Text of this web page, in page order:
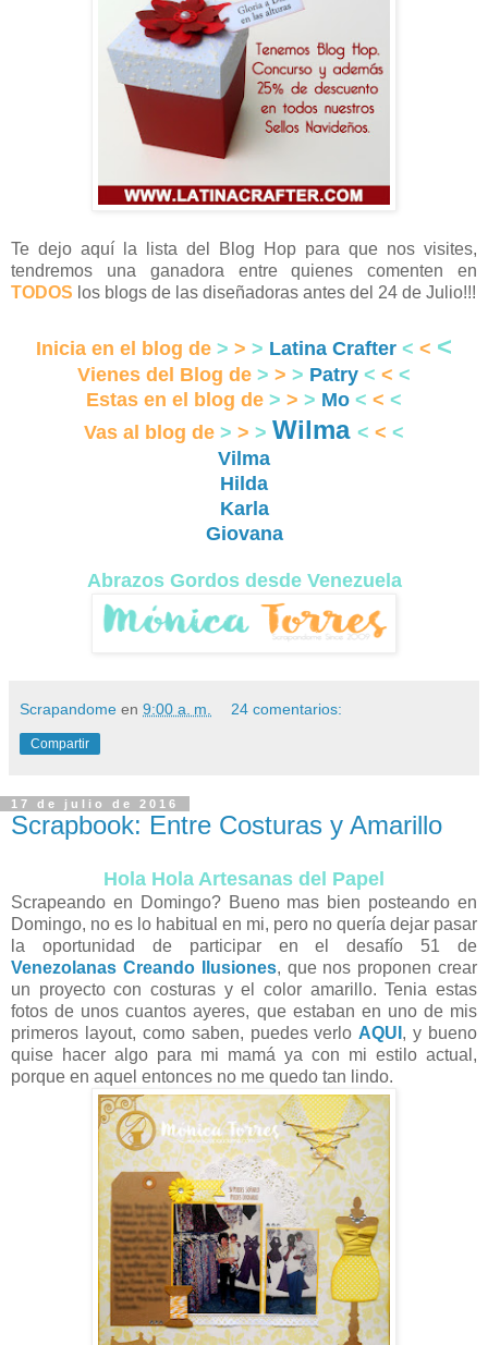
Te dejo aquí la lista del Blog Hop para que nos visites,
tendremos una ganadora entre quienes comenten en
TODOS los blogs de las diseñadoras antes del 24 de Julio!!!
Inicia en el blog de > > > Latina Crafter < < <
Vienes del Blog de > > > Patry < < <
Estas en el blog de > > > Mo < < <
Vas al blog de > > > Wilma < < <
Vilma
Hilda
Karla
Giovana
Abrazos Gordos desde Venezuela
Scrapandome en 9:00 a. m. 24 comentarios:
Compartir
17 de julio de 2016
Scrapbook: Entre Costuras y Amarillo
Hola Hola Artesanas del Papel
Scrapeando en Domingo? Bueno mas bien posteando en
Domingo, no es lo habitual en mi, pero no quería dejar pasar
la oportunidad de participar en el desafío 51 de
Venezolanas Creando Ilusiones, que nos proponen crear
un proyecto con costuras y el color amarillo. Tenia estas
fotos de unos cuantos ayeres, que estaban en uno de mis
primeros layout, como saben, puedes verlo AQUI , y bueno
quise hacer algo para mi mamá ya con mi estilo actual,
porque en aquel entonces no me quedo tan lindo.